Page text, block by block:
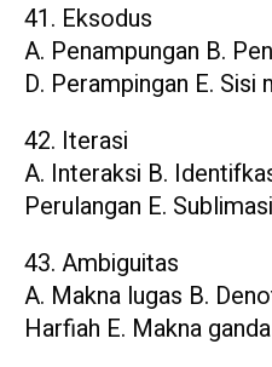
41. Eksodus
A. Penampungan B.
D. Perampingan E. Sisi
42. Iterasi
A. Interaksi B.
Perulangan E. Sublimasi
43. Ambiguitas
A. Makna lugas B.
Harfiah E. Makna ganda